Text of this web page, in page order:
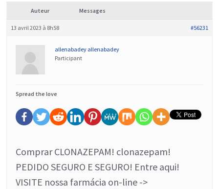
Auteur Messages
13 avril 2023 à 8h58 #56231
allenabadey allenabadey
Participant
Spread the love
Comprar CLONAZEPAM! clonazepam!
PEDIDO SEGURO E SEGURO! Entre aqui!
VISITE nossa farmácia on-line ->